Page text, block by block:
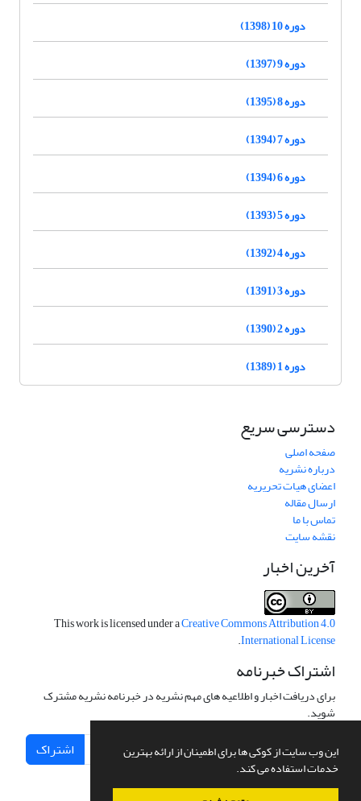
این وب سایت از کوکی ها برای اطمینان از ارائه بهترین
خدمات استفاده می کند.
دوره 10 (1398)
دوره 9 (1397)
دوره 8 (1395)
دوره 7 (1394)
دوره 6 (1394)
دوره 5 (1393)
دوره 4 (1392)
دوره 3 (1391)
دوره 2 (1390)
دوره 1 (1389)
دسترسی سریع
صفحه اصلی
درباره نشریه
اعضای هیات تحریریه
ارسال مقاله
تماس با ما
نقشه سایت
آخرین اخبار
This work is licensed under aCreative Commons Attribution 4.0
International License
.
اشتراک خبرنامه
برای دریافت اخبار و اطلاعیه های مهم نشریه در خبرنامه نشریه مشترک
شوید.
اشتراک